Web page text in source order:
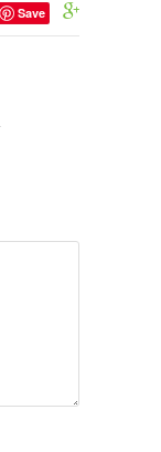
Save